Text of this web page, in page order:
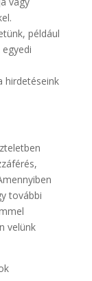
például
hirdetéseink
további
velünk